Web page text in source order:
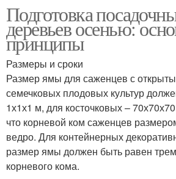
Подготовка
деревьев осенью:
принципы
Размеры и сроки
Размер ямы для саженцев с
семечковых плодовых культур
1х1х1 м, для косточковых –
что корневой ком саженцев
ведро. Для контейнерных
размер ямы должен быть равен
корневого кома.